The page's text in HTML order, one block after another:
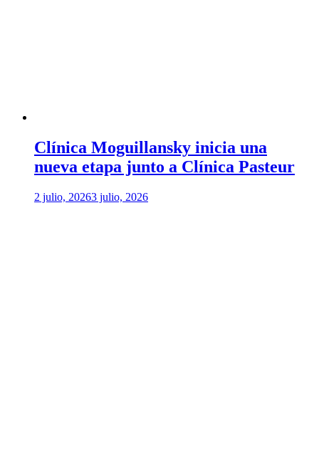
Clínica Moguillansky inicia una
nueva etapa junto a Clínica Pasteur
2 julio, 20263 julio, 2026